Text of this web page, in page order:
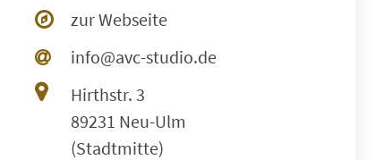
zur Webseite
info@avc-studio.de
Hirthstr. 3
89231 Neu-Ulm
(Stadtmitte)